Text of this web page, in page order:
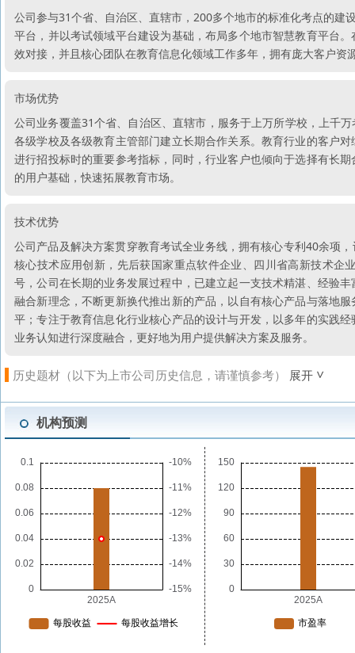
公司参与31个省、自治区、直辖市，200多个地市的标准化考点的
平台，并以考试领域平台建设为基础，布局多个地市智慧教育平台
效对接，并且核心团队在教育信息化领域工作多年，拥有庞大客户
市场优势
公司业务覆盖31个省、自治区、直辖市，服务于上万所学校，上千
各级学校及各级教育主管部门建立长期合作关系。教育行业的客户
进行招投标时的重要参考指标，同时，行业客户也倾向于选择有长
的用户基础，快速拓展教育市场。
技术优势
公司产品及解决方案贯穿教育考试全业务线，拥有核心专利40余项
核心技术应用创新，先后获国家重点软件企业、四川省高新技术
号，公司在长期的业务发展过程中，已建立起一支技术精湛、经验
融合新理念，不断更新换代推出新的产品，以自有核心产品与落地
平；专注于教育信息化行业核心产品的设计与开发，以多年的实践
业务认知进行深度融合，更好地为用户提供解决方案及服务。
历史题材（以下为上市公司历史信息，请谨慎参考） 展开
机构预测